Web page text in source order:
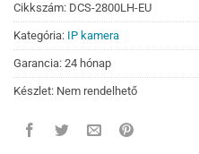
Cikkszám: DCS-2800LH-EU
Kategória: IP kamera
Garancia: 24 hónap
Készlet: Nem rendelhető